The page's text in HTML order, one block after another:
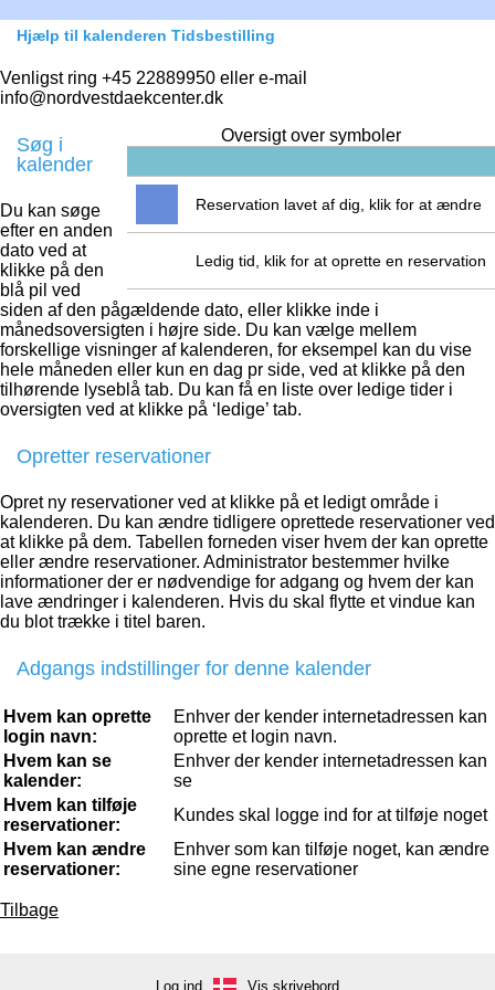
Hjælp til kalenderen Tidsbestilling
Venligst ring +45 22889950 eller e-mail
info@nordvestdaekcenter.dk
Oversigt over symboler
Reservation lavet af dig, klik for at ændre
Ledig tid, klik for at oprette en reservation
Søg i
kalender
Du kan søge
efter en anden
dato ved at
klikke på den
blå pil ved
siden af den pågældende dato, eller klikke inde i
månedsoversigten i højre side. Du kan vælge mellem
forskellige visninger af kalenderen, for eksempel kan du vise
hele måneden eller kun en dag pr side, ved at klikke på den
tilhørende lyseblå tab. Du kan få en liste over ledige tider i
oversigten ved at klikke på ‘ledige’ tab.
Opretter reservationer
Opret ny reservationer ved at klikke på et ledigt område i
kalenderen. Du kan ændre tidligere oprettede reservationer ved
at klikke på dem. Tabellen forneden viser hvem der kan oprette
eller ændre reservationer. Administrator bestemmer hvilke
informationer der er nødvendige for adgang og hvem der kan
lave ændringer i kalenderen. Hvis du skal flytte et vindue kan
du blot trække i titel baren.
Adgangs indstillinger for denne kalender
Hvem kan oprette
login navn:
Enhver der kender internetadressen kan
oprette et login navn.
Hvem kan se
kalender:
Enhver der kender internetadressen kan
se
Hvem kan tilføje
reservationer:
Kundes skal logge ind for at tilføje noget
Hvem kan ændre
reservationer:
Enhver som kan tilføje noget, kan ændre
sine egne reservationer
Tilbage
Log ind Vis skrivebord